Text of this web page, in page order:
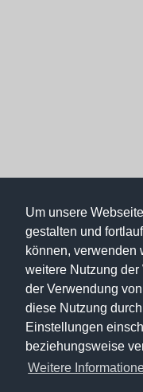
Um unsere
gestalten und
können, verwenden
weitere Nutzung
der Verwendung
diese Nutzung
Einstellungen
beziehungsweise
Weitere